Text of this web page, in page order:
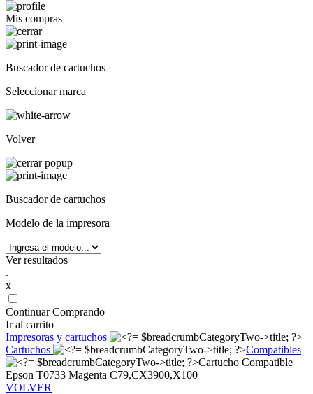
Mis compras
Buscador de cartuchos
Seleccionar marca
Volver
Buscador de cartuchos
Modelo de la impresora
Ver resultados
.
x
Continuar Comprando
Ir al carrito
Impresoras y cartuchos
Cartuchos
Compatibles
Cartucho Compatible
Epson T0733 Magenta C79,CX3900,X100
VOLVER